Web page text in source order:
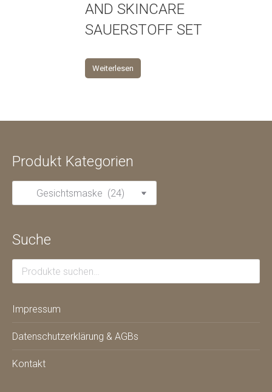
AND SKINCARE
SAUERSTOFF SET
Weiterlesen
Produkt Kategorien
Suche
Impressum
Datenschutzerklärung & AGBs
Kontakt